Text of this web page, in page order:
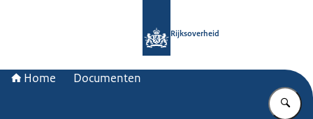
Rijksoverheid
Home Documenten